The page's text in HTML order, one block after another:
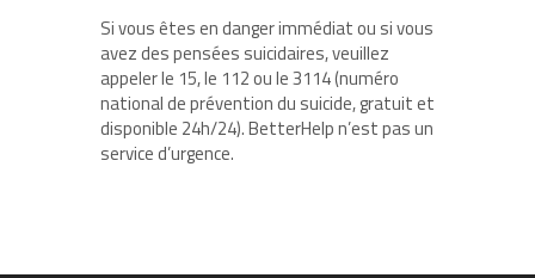
Si vous êtes en danger immédiat ou si vous
avez des pensées suicidaires, veuillez
appeler le 15, le 112 ou le 3114 (numéro
national de prévention du suicide, gratuit et
disponible 24h/24). BetterHelp n’est pas un
service d’urgence.